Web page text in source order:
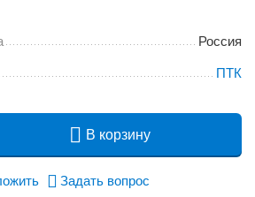
Россия
ПТК
В корзину
Задать вопрос